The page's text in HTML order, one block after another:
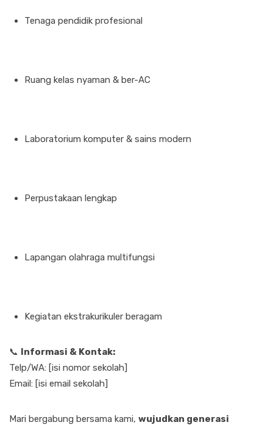
Tenaga pendidik profesional
Ruang kelas nyaman & ber-AC
Laboratorium komputer & sains modern
Perpustakaan lengkap
Lapangan olahraga multifungsi
Kegiatan ekstrakurikuler beragam
📞 Informasi & Kontak:
Telp/WA: [isi nomor sekolah]
Email: [isi email sekolah]
Mari bergabung bersama kami, wujudkan generasi